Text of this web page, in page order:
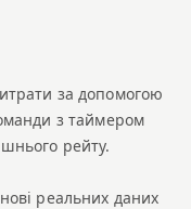
за допомогою
з таймером
рейту.
реальних даних